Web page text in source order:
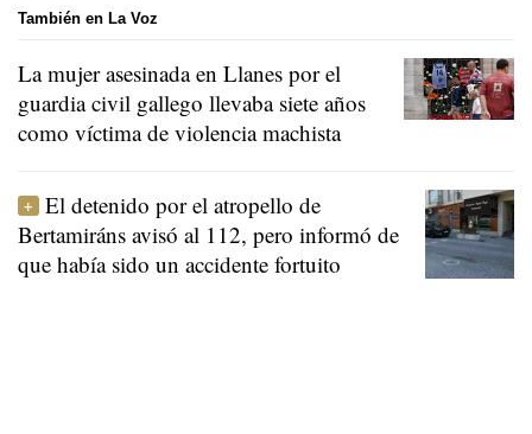
También en La Voz
La mujer asesinada en Llanes por el
guardia civil gallego llevaba siete años
como víctima de violencia machista
El detenido por el atropello de
Bertamiráns avisó al 112, pero informó de
que había sido un accidente fortuito